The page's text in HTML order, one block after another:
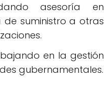
asesoría en
suministro a otras
en la gestión
gubernamentales.